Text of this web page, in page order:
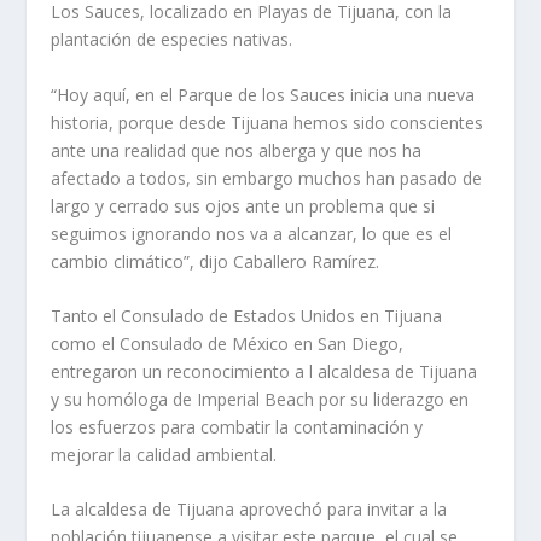
Los Sauces, localizado en Playas de Tijuana, con la
plantación de especies nativas.
“Hoy aquí, en el Parque de los Sauces inicia una nueva
historia, porque desde Tijuana hemos sido conscientes
ante una realidad que nos alberga y que nos ha
afectado a todos, sin embargo muchos han pasado de
largo y cerrado sus ojos ante un problema que si
seguimos ignorando nos va a alcanzar, lo que es el
cambio climático”, dijo Caballero Ramírez.
Tanto el Consulado de Estados Unidos en Tijuana
como el Consulado de México en San Diego,
entregaron un reconocimiento a l alcaldesa de Tijuana
y su homóloga de Imperial Beach por su liderazgo en
los esfuerzos para combatir la contaminación y
mejorar la calidad ambiental.
La alcaldesa de Tijuana aprovechó para invitar a la